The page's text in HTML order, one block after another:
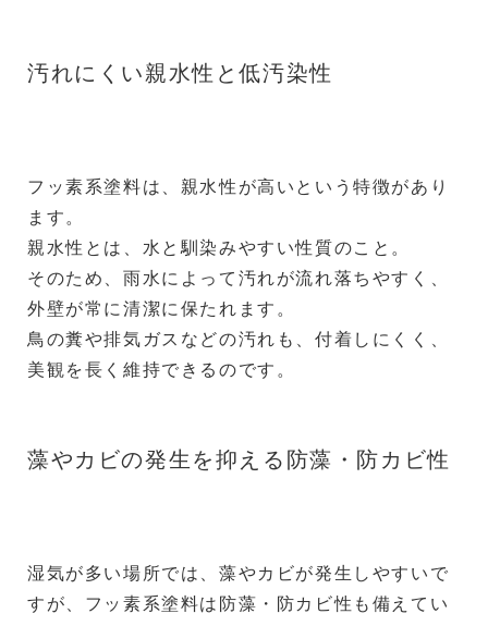
汚れにくい親水性と低汚染性
フッ素系塗料は、親水性が高いという特徴があり
ます。
親水性とは、水と馴染みやすい性質のこと。
そのため、雨水によって汚れが流れ落ちやすく、
外壁が常に清潔に保たれます。
鳥の糞や排気ガスなどの汚れも、付着しにくく、
美観を長く維持できるのです。
藻やカビの発生を抑える防藻・防カビ性
湿気が多い場所では、藻やカビが発生しやすいで
すが、フッ素系塗料は防藻・防カビ性も備えてい